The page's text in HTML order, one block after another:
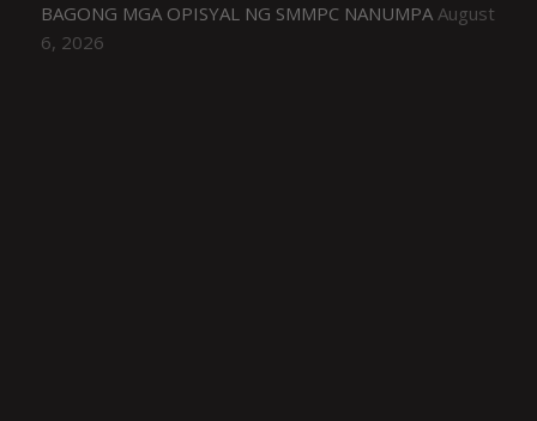
BAGONG MGA OPISYAL NG SMMPC NANUMPA August
6, 2026